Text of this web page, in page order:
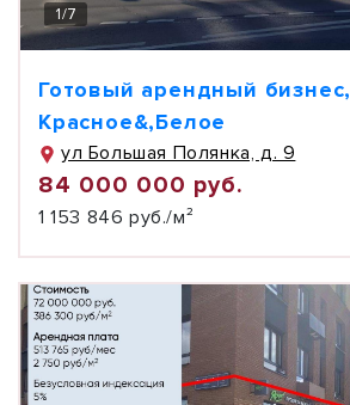
1/7
Готовый арендный бизнес,
Красное&,Белое
ул Большая Полянка, д. 9
84 000 000 руб.
1 153 846 руб./м²